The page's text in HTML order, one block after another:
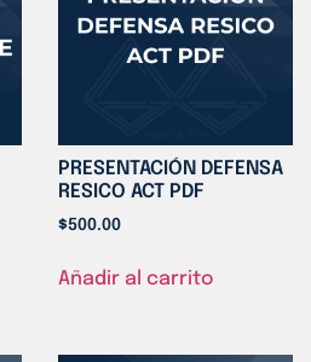
PRESENTACIÓN DEFENSA
RESICO ACT PDF
$500.00
Añadir al carrito